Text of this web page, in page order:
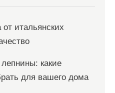
итальянских
какие
для вашего дома